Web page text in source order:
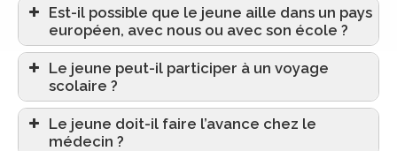
Est-il possible que le jeune aille dans un pays
européen, avec nous ou avec son école ?
Le jeune peut-il participer à un voyage
scolaire ?
Le jeune doit-il faire l’avance chez le
médecin ?